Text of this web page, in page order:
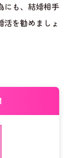
にも、結婚相手
活を勧めましょ